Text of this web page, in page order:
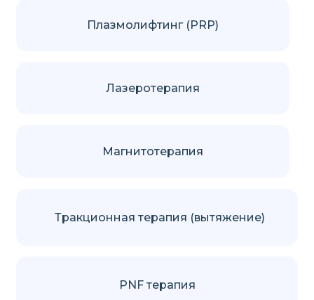
Плазмолифтинг (PRP)
Лазеротерапия
Магнитотерапия
Тракционная терапия (вытяжение)
PNF терапия